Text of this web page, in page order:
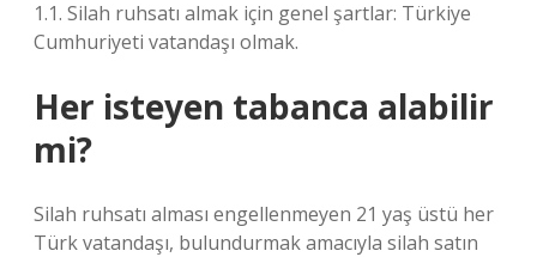
1.1. Silah ruhsatı almak için genel şartlar: Türkiye
Cumhuriyeti vatandaşı olmak.
Her isteyen tabanca alabilir
mi?
Silah ruhsatı alması engellenmeyen 21 yaş üstü her
Türk vatandaşı, bulundurmak amacıyla silah satın